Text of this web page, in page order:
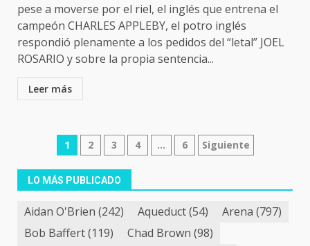
pese a moverse por el riel, el inglés que entrena el
campeón CHARLES APPLEBY, el potro inglés
respondió plenamente a los pedidos del “letal” JOEL
ROSARIO y sobre la propia sentencia...
Leer más
Navegación
de
entradas
1 2 3 4 … 6 Siguiente
LO MÁS PUBLICADO
Aidan O'Brien (242) Aqueduct(54) Arena (797)
Bob Baffert(119) Chad Brown (98)